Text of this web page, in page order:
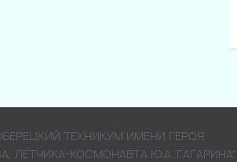
ТЕХНИКУМ ИМЕНИ ГЕРОЯ
ЛЁТЧИКА-КОСМОНАВТА Ю.А. ГАГАРИНА"